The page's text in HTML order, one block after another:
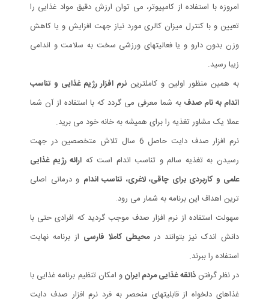
امروزه با استفاده از کامپیوتر، می توان ارزش دقیق مواد غذایی را
تعیین و با کنترل میزان کالری مورد نیاز جهت افزایش و یا کاهش
وزن بدون دارو و یا فعالیتهای ورزشی سخت به سلامت و اندامی
زیبا رسید.
به همین منظور اولین و کاملترین نرم افزار رژیم غذایی و تناسب
اندام به نام صدف به شما معرفی می گردد که با استفاده از آن شما
عملا یک مشاور تغذیه را برای همیشه به خانه خود می برید.
نرم افزار صدف دایت حاصل 6 سال تلاش متخصصین در جهت
رسیدن به تغذیه سالم و تناسب اندام است که ارائه رژیم غذایی
علمی و کاربردی برای چاقی، لاغری، تناسب اندام و درمانی اصلی
ترین اهداف این برنامه به شمار می رود.
سهولت استفاده از نرم افزار صدف موجب گردید که افرادی حتی با
دانش اندک نیز بتوانند درمحیطی کاملا فارسی از برنامه نهایت
استفاده را ببرند.
در نظر گرفتنذائقه غذایی مردم ایرانو امکان تنظیم برنامه غذایی با
غذاهای دلخواه از قابلیتهای منحصر به فرد نرم افزار صدف دایت